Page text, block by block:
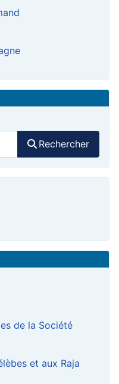
Rechercher
de la Société
et aux Raja